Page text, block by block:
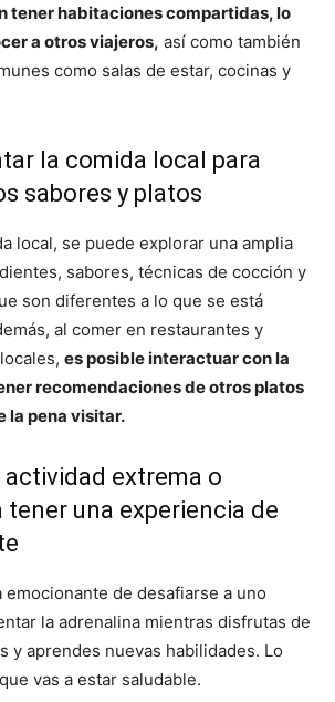
tener habitaciones compartidas, lo
a otros viajeros, así como también
como salas de estar, cocinas y
la comida local para
sabores y platos
local, se puede explorar una amplia
sabores, técnicas de cocción y
son diferentes a lo que se está
al comer en restaurantes y
es posible interactuar con la
recomendaciones de otros platos
la pena visitar.
actividad extrema o
tener una experiencia de
emocionante de desafiarse a uno
la adrenalina mientras disfrutas de
y aprendes nuevas habilidades. Lo
vas a estar saludable.